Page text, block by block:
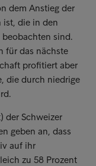
dem Anstieg der
ist, die in den
sind.
für das nächste
profitiert aber
die durch niedrige
der Schweizer
geben an, dass
auf ihr
zu 58 Prozent